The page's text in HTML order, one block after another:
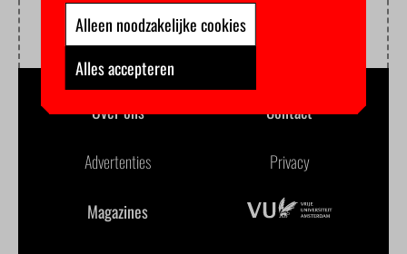
Over ons Contact
Advertenties Privacy
Magazines
Alleen noodzakelijke cookies
Alles accepteren